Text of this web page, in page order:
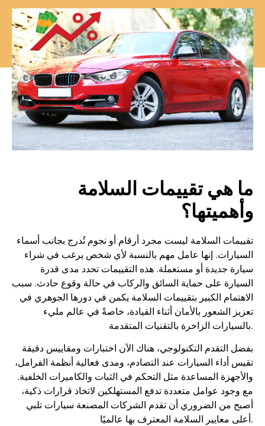
ما هي تقييمات السلامة
وأهميتها؟
تقييمات السلامة ليست مجرد أرقام أو نجوم تُدرج بجانب أسماء
السيارات. إنها عامل مهم بالنسبة لأي شخص يرغب في شراء
سيارة جديدة أو مستعملة. هذه التقييمات تحدد مدى قدرة
السيارة على حماية السائق والركاب في حالة وقوع حادث. سبب
الاهتمام الكبير بتقييمات السلامة يكمن في دورها الجوهري في
تعزيز الشعور بالأمان أثناء القيادة، خاصةً في عالم مليء
بالسيارات الزاخرة بالتقنيات المتقدمة.
بفضل التقدم التكنولوجي، هناك الآن اختبارات ومقاييس دقيقة
تقيس أداء السيارات عند التصادم، ومدى فعالية أنظمة الفرامل،
والأجهزة المساعدة مثل التحكم في الثبات والكاميرات الخلفية.
مع وجود عوامل متعددة تدفع المستهلكين لاتخاذ قرارات ذكية،
أصبح من الضروري أن تقدم الشركات المصنعة سيارات تلبي
أعلى معايير السلامة المعترف بها عالميًا.